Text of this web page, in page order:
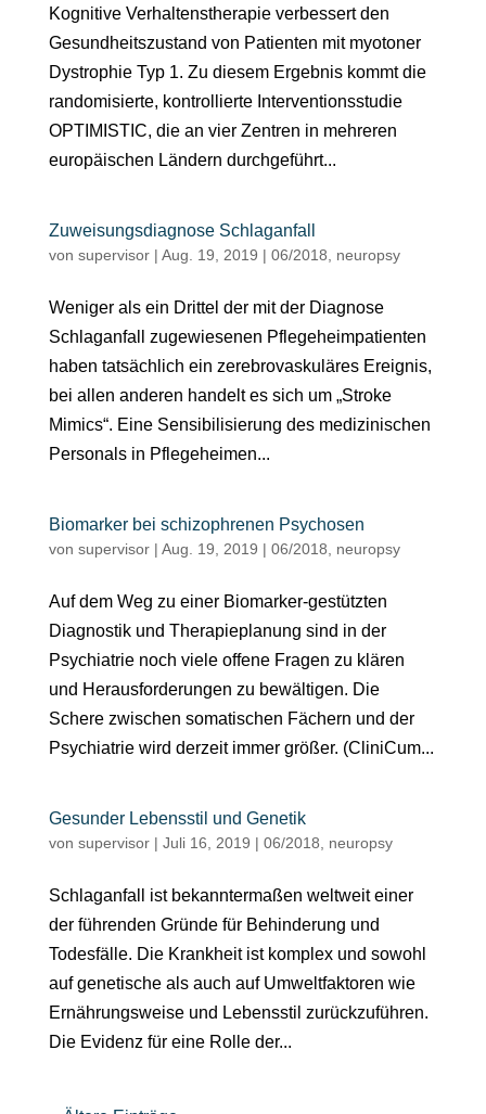
Kognitive Verhaltenstherapie verbessert den
Gesundheitszustand von Patienten mit myotoner
Dystrophie Typ 1. Zu diesem Ergebnis kommt die
randomisierte, kontrollierte Interventionsstudie
OPTIMISTIC, die an vier Zentren in mehreren
europäischen Ländern durchgeführt...
Zuweisungsdiagnose Schlaganfall
von supervisor| Aug. 19, 2019 | 06/2018 neuropsy
Weniger als ein Drittel der mit der Diagnose
Schlaganfall zugewiesenen Pflegeheimpatienten
haben tatsächlich ein zerebrovaskuläres Ereignis,
bei allen anderen handelt es sich um „Stroke
Mimics“. Eine Sensibilisierung des medizinischen
Personals in Pflegeheimen...
Biomarker bei schizophrenen Psychosen
von supervisor| Aug. 19, 2019 | 06/2018 neuropsy
Auf dem Weg zu einer Biomarker-gestützten
Diagnostik und Therapieplanung sind in der
Psychiatrie noch viele offene Fragen zu klären
und Herausforderungen zu bewältigen. Die
Schere zwischen somatischen Fächern und der
Psychiatrie wird derzeit immer größer. (CliniCum...
Gesunder Lebensstil und Genetik
von supervisor| Juli 16, 2019 | 06/2018 neuropsy
Schlaganfall ist bekanntermaßen weltweit einer
der führenden Gründe für Behinderung und
Todesfälle. Die Krankheit ist komplex und sowohl
auf genetische als auch auf Umweltfaktoren wie
Ernährungsweise und Lebensstil zurückzuführen.
Die Evidenz für eine Rolle der...